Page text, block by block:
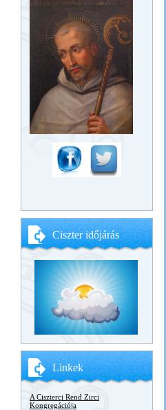
Ciszter időjárás
Linkek
A Ciszterci Rend Zirci
Kongregációja